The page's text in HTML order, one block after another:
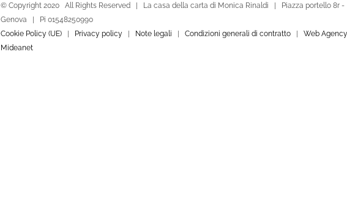
© Copyright 2020 All Rights Reserved | La casa della carta di Monica Rinaldi | Piazza portello 8r -
Genova | Pi 01548250990
Cookie Policy (UE) | Privacy policy | Note legali | Condizioni generali di contratto | Web
Mideanet